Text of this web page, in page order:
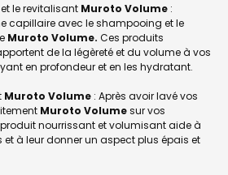
le revitalisant Muroto Volume :
capillaire avec le shampooing et le
Muroto Volume. Ces produits
de la légèreté et du volume à vos
en profondeur et en les hydratant.
Muroto Volume : Après avoir lavé vos
Muroto Volumesur vos
nourrissant et volumisant aide à
et à leur donner un aspect plus épais et